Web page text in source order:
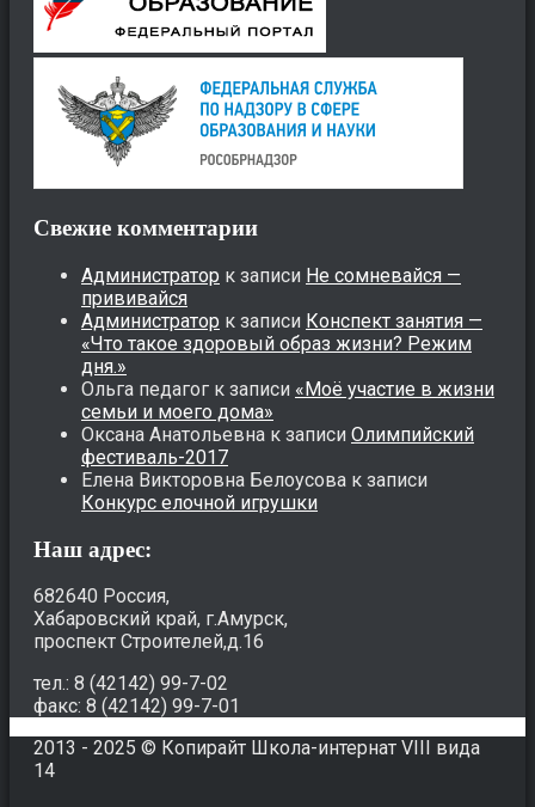
Свежие комментарии
Администратор к записи Не сомневайся —
прививайся
Администратор к записи Конспект занятия —
«Что такое здоровый образ жизни? Режим
дня.»
Ольга педагог к записи «Моё участие в жизни
семьи и моего дома»
Оксана Анатольевна к записи Олимпийский
фестиваль-2017
Елена Викторовна Белоусова к записи
Конкурс елочной игрушки
Наш адрес:
682640 Россия,
Хабаровский край, г.Амурск,
проспект Строителей,д.16
тел.: 8 (42142) 99-7-02
факс: 8 (42142) 99-7-01
2013 - 2025 © Копирайт Школа-интернат VIII вида
14